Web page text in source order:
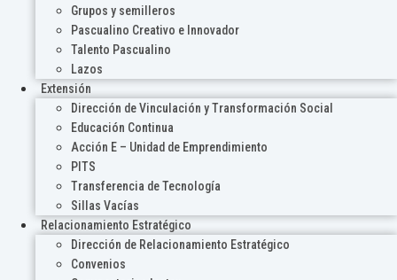
Grupos y semilleros
Pascualino Creativo e Innovador
Talento Pascualino
Lazos
Extensión
Dirección de Vinculación y Transformación Social
Educación Continua
Acción E – Unidad de Emprendimiento
PITS
Transferencia de Tecnología
Sillas Vacías
Relacionamiento Estratégico
Dirección de Relacionamiento Estratégico
Convenios